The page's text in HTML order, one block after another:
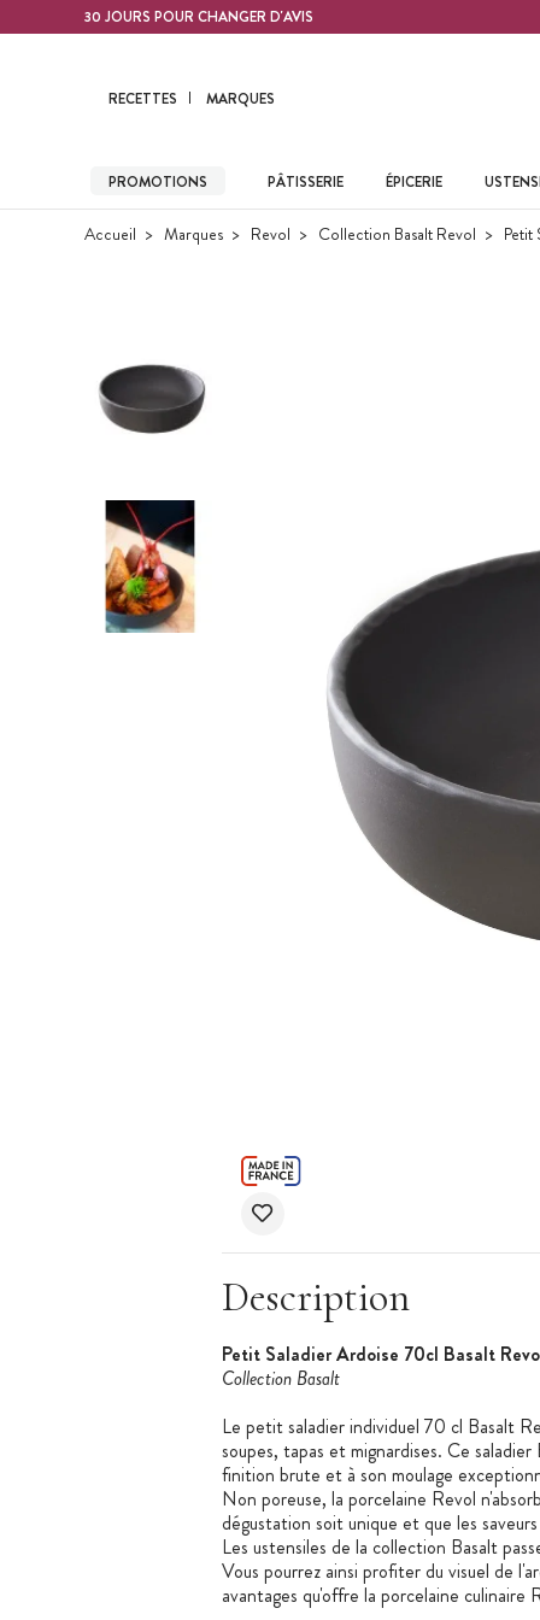
Contenu principal30 JOURS POUR CHANGER D'AVIS
RECETTES MARQUES
PROMOTIONS PÂTISSERIE ÉPICERIE
Accueil Marques Revol Collection Basalt Revol Petit
Description
Petit Saladier Ardoise 70cl Basalt
Collection Basalt
Le petit saladier individuel 70 cl Basalt
soupes, tapas et mignardises. Ce
finition brute et à son moulage
Non poreuse, la porcelaine Revol
dégustation soit unique et que les
Les ustensiles de la collection Basalt
Vous pourrez ainsi profiter du visuel de
avantages qu'offre la porcelaine culinaire